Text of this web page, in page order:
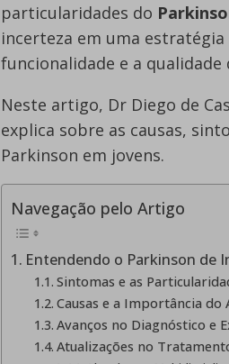
particularidades do
incerteza em uma
funcionalidade e a
Neste artigo, Dr Diego de
explica sobre as causas,
Parkinson em jovens.
Navegação pelo Artigo
Entendendo o Parkinson de
Sintomas e as
Causas e a Importância do
Avanços no Diagnóstico e
Atualizações no